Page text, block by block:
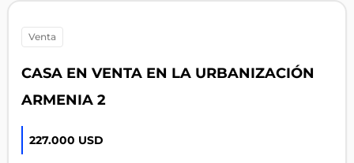
venta
CASA EN VENTA EN LA URBANIZACIÓN
ARMENIA 2
227.000 USD